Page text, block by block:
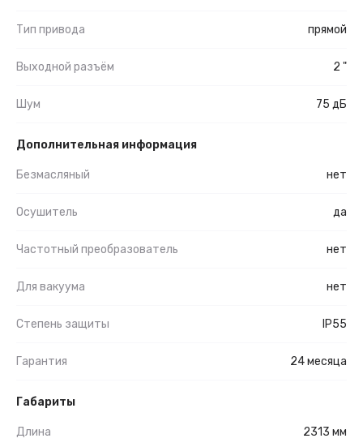
Тип привода прямой
Выходной разъём 2 "
Шум 75 дБ
Дополнительная информация
Безмасляный нет
Осушитель да
Частотный преобразователь нет
Для вакуума нет
Степень защиты IP55
Гарантия 24 месяца
Габариты
Длина 2313 мм